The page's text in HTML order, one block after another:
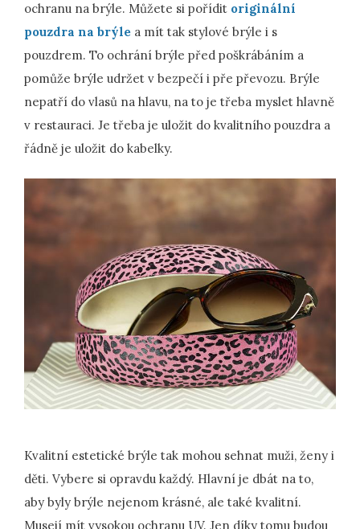
ochranu na brýle. Můžete si pořídit originální
pouzdra na brýle a mít tak stylové brýle i s
pouzdrem. To ochrání brýle před poškrábáním a
pomůže brýle udržet v bezpečí i pře převozu. Brýle
nepatří do vlasů na hlavu, na to je třeba myslet hlavně
v restauraci. Je třeba je uložit do kvalitního pouzdra a
řádně je uložit do kabelky.
Kvalitní estetické brýle tak mohou sehnat muži, ženy i
děti. Vybere si opravdu každý. Hlavní je dbát na to,
aby byly brýle nejenom krásné, ale také kvalitní.
Musejí mít vysokou ochranu UV. Jen díky tomu budou